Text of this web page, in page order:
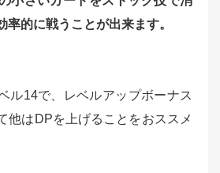
率的に戦うことが出来ます。
ル14で、レベルアップボーナス
他はDPを上げることをおススメ